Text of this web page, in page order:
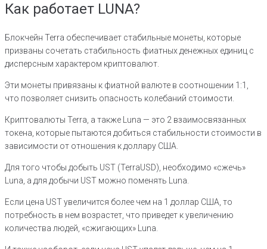
Как работает LUNA?
Блокчейн Terra обеспечивает стабильные монеты, которые
призваны сочетать стабильность фиатных денежных единиц с
дисперсным характером криптовалют.
Эти монеты привязаны к фиатной валюте в соотношении 1:1,
что позволяет снизить опасность колебаний стоимости.
Криптовалюты Terra, а также Luna — это 2 взаимосвязанных
токена, которые пытаются добиться стабильности стоимости в
зависимости от отношения к доллару США.
Для того чтобы добыть UST (TerraUSD), необходимо «сжечь»
Luna, а для добычи UST можно поменять Luna.
Если цена UST увеличится более чем на 1 доллар США, то
потребность в нем возрастет, что приведет к увеличению
количества людей, «сжигающих» Luna.